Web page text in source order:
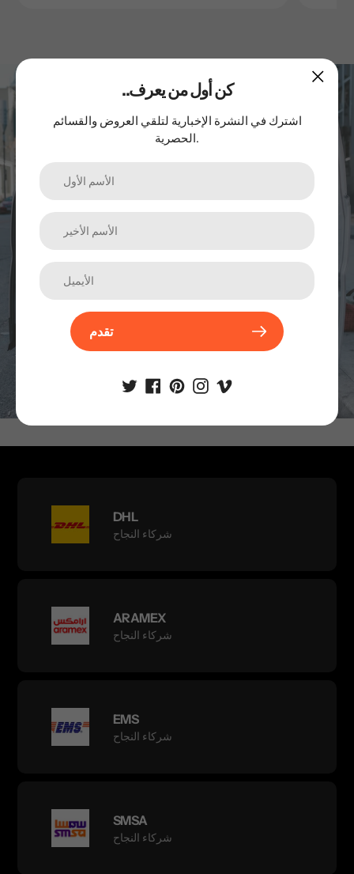
اشترك في نشرتنا الإخبارية
الترقيات والمنتجات الجديدة والمبيعات. مباشرة إلى صندوق الوارد
DHL
شركاء النجاح
ARAMEX
شركاء النجاح
EMS
شركاء النجاح
SMSA
شركاء النجاح
..كن أول من يعرف
اشترك في النشرة الإخبارية لتلقي العروض والقسائم
الحصرية.
تقدم